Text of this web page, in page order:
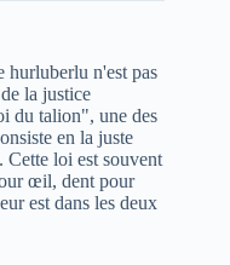
hurluberlu n'est pas
la justice
du talion", une des
en la juste
Cette loi est souvent
œil, dent pour
est dans les deux